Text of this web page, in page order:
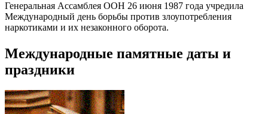
Генеральная Ассамблея ООН 26 июня 1987 года учредила
Международный день борьбы против злоупотребления
наркотиками и их незаконного оборота.
Международные памятные даты и
праздники